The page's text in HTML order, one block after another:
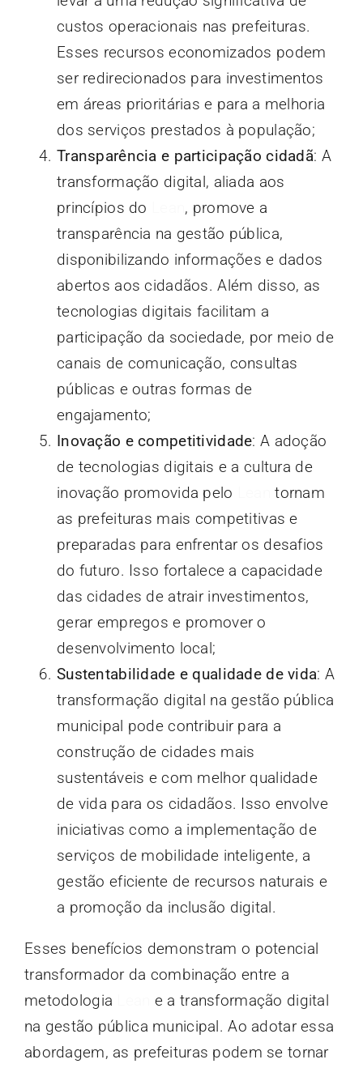
custos operacionais nas prefeituras.
Esses recursos economizados podem
ser redirecionados para investimentos
em áreas prioritárias e para a melhoria
dos serviços prestados à população;
Transparência e participação cidadã: A
transformação digital, aliada aos
princípios do
, promove a
transparência na gestão pública,
disponibilizando informações e dados
abertos aos cidadãos. Além disso, as
tecnologias digitais facilitam a
participação da sociedade, por meio de
canais de comunicação, consultas
públicas e outras formas de
engajamento;
Inovação e competitividade: A adoção
de tecnologias digitais e a cultura de
inovação promovida pelo
tornam
as prefeituras mais competitivas e
preparadas para enfrentar os desafios
do futuro. Isso fortalece a capacidade
das cidades de atrair investimentos,
gerar empregos e promover o
desenvolvimento local;
Sustentabilidade e qualidade de vida: A
transformação digital na gestão pública
municipal pode contribuir para a
construção de cidades mais
sustentáveis e com melhor qualidade
de vida para os cidadãos. Isso envolve
iniciativas como a implementação de
serviços de mobilidade inteligente, a
gestão eficiente de recursos naturais e
a promoção da inclusão digital.
Esses benefícios demonstram o potencial
transformador da combinação entre a
metodologia
e a transformação digital
na gestão pública municipal. Ao adotar essa
abordagem, as prefeituras podem se tornar